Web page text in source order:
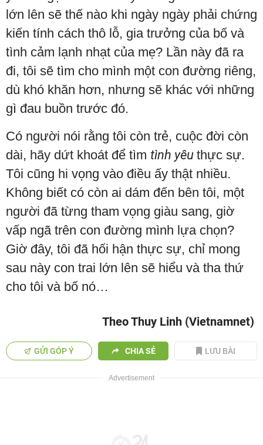
lớn lên sẽ thế nào khi ngày ngày phải chứng
kiến tính cách thô lỗ, gia trưởng của bố và
tình cảm lạnh nhạt của mẹ? Lần này đã ra
đi, tôi sẽ tìm cho mình một con đường riêng,
dù khó khăn hơn, nhưng sẽ khác với những
gì đau buồn trước đó.
Có người nói rằng tôi còn trẻ, cuộc đời còn
dài, hãy dứt khoát để tìm tình yêu thực sự.
Tôi cũng hi vọng vào điều ấy thật nhiều.
Không biết có còn ai dám đến bên tôi, một
người đã từng tham vọng giàu sang, giờ
vấp ngã trên con đường mình lựa chọn?
Giờ đây, tôi đã hối hận thực sự, chỉ mong
sau này con trai lớn lên sẽ hiểu và tha thứ
cho tôi và bố nó…
Theo Thuy Linh (Vietnamnet)
GỬI GÓP Ý CHIA SẺ LƯU BÀI